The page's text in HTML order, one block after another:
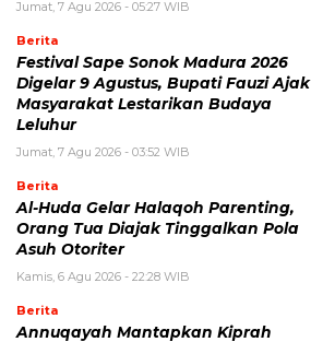
Jumat, 7 Agu 2026 - 05:27 WIB
Berita
Festival Sape Sonok Madura 2026
Digelar 9 Agustus, Bupati Fauzi Ajak
Masyarakat Lestarikan Budaya
Leluhur
Jumat, 7 Agu 2026 - 03:52 WIB
Berita
Al-Huda Gelar Halaqoh Parenting,
Orang Tua Diajak Tinggalkan Pola
Asuh Otoriter
Kamis, 6 Agu 2026 - 22:28 WIB
Berita
Annuqayah Mantapkan Kiprah